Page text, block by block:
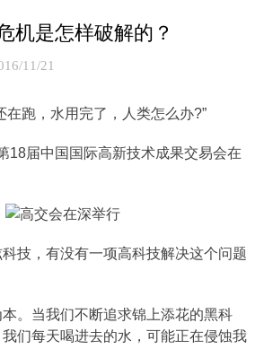
机是怎样破解的？
11/21
在跑，水用完了，人类怎么办?”
18届中国国际高新技术成果交易会在
技，有没有一项高科技解决这个问题
。当我们不断追求锦上添花的黑科
们每天喝进去的水，可能正在侵蚀我